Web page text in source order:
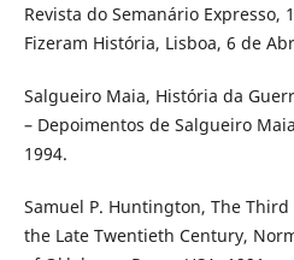
Revista do Semanário Expresso,
Fizeram História, Lisboa, 6 de
Salgueiro Maia, História da
– Depoimentos de Salgueiro
1994.
Samuel P. Huntington, The
the Late Twentieth Century,